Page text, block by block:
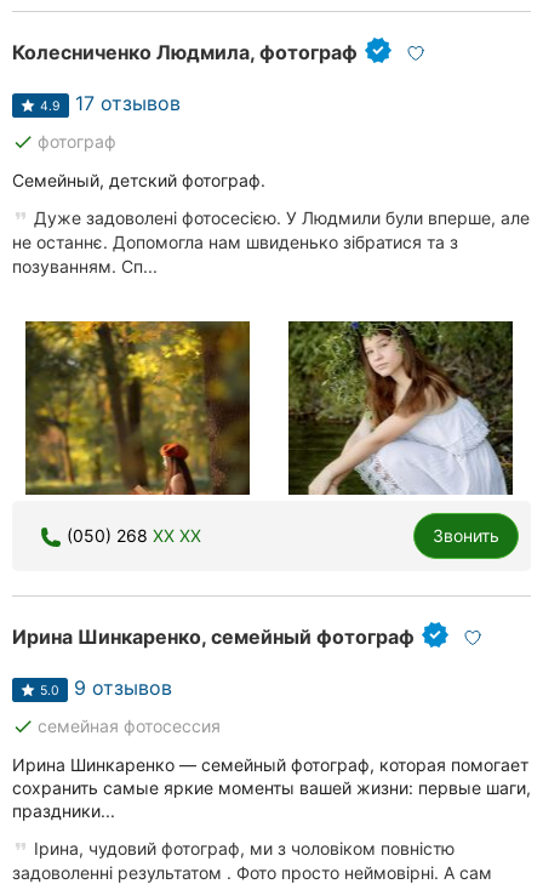
Колесниченко Людмила, фотограф
4.9 17 отзывов
done фотограф
Семейный, детский фотограф.
Дуже задоволені фотосесією. У Людмили були вперше, але
не останнє. Допомогла нам швиденько зібратися та з
позуванням. Сп...
(050) 268 XX XX Звонить
Ирина Шинкаренко, семейный фотограф
5.0 9 отзывов
done семейная фотосессия
Ирина Шинкаренко — семейный фотограф, которая помогает
сохранить самые яркие моменты вашей жизни: первые шаги,
праздники...
Ірина, чудовий фотограф, ми з чоловіком повністю
задоволенні результатом . Фото просто неймовірні. А сам